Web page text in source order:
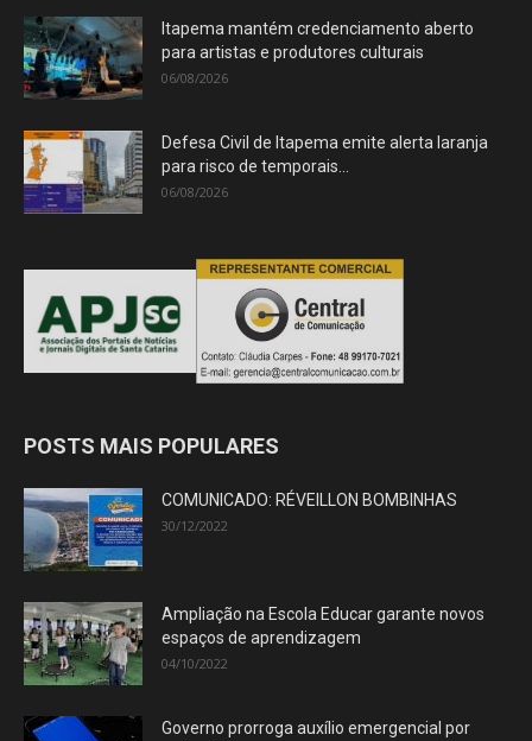
Itapema mantém credenciamento aberto
para artistas e produtores culturais
06/08/2026
Defesa Civil de Itapema emite alerta laranja
para risco de temporais...
06/08/2026
POSTS MAIS POPULARES
COMUNICADO: RÉVEILLON BOMBINHAS
30/12/2022
Ampliação na Escola Educar garante novos
espaços de aprendizagem
04/10/2022
Governo prorroga auxílio emergencial por